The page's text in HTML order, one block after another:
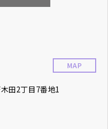
田2丁目7番地1
MAP